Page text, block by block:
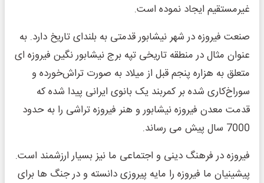
غیرمستقیم ایجاد نموده است.
صنعت فیروزه در شهر نیشابور قدمتی به بلندای تاریخ دارد. به
عنوان مثال در منطقه تاریخی تپه برج نیشابور نگین فیروزه ای
متعلق به هزاره پنجم قبل از میلاد به صورت تراش‌خورده و
سوراخ‌کاری‌ شده بر کمربند یک بانوی ایرانی پیدا شده که
قدمت معدن فیروزه نیشابور و هنر فیروزه تراشی را به حدود
7000 سال پیش می رساند.
فیروزه در فرهنگ دینی و اجتماعی ما نیز بسیار ارزشمند است.
پیشینیان ما فیروزه را مایه پیروزی دانسته و در جنگ ها برای